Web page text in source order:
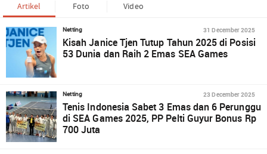
Artikel Foto Video
Netting 31 December 2025
Kisah Janice Tjen Tutup Tahun 2025 di Posisi
53 Dunia dan Raih 2 Emas SEA Games
Netting 23 December 2025
Tenis Indonesia Sabet 3 Emas dan 6 Perunggu
di SEA Games 2025, PP Pelti Guyur Bonus Rp
700 Juta